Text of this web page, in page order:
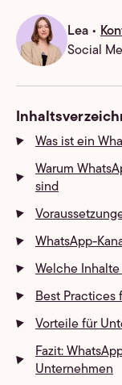
Lea •
Social
Was ist ein
Warum
sind
WhatsApp-
Welche
Best Practices
Vorteile für
Fazit:
Unternehmen